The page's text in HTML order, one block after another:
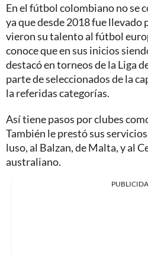
En el fútbol colombiano no se
ya que desde 2018 fue llevado
vieron su talento al fútbol
conoce que en sus inicios
destacó en torneos de la Liga
parte de seleccionados de la
la referidas categorías.
Así tiene pasos por clubes
También le prestó sus
luso, al Balzan, de Malta, y al
australiano.